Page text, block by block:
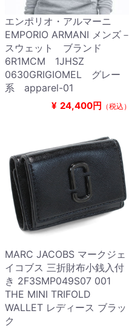
エンポリオ・アルマーニ
EMPORIO ARMANI メンズ－
スウェット ブランド
6R1MCM 1JHSZ
0630GRIGIOMEL グレー
系 apparel-01
¥ 24,400円 （税込）
MARC JACOBS マークジェ
イコブス 三折財布小銭入付
き 2F3SMP049S07 001
THE MINI TRIFOLD
WALLET レディース ブラッ
ク